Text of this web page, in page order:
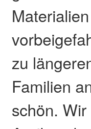
zu
Familien
schön.